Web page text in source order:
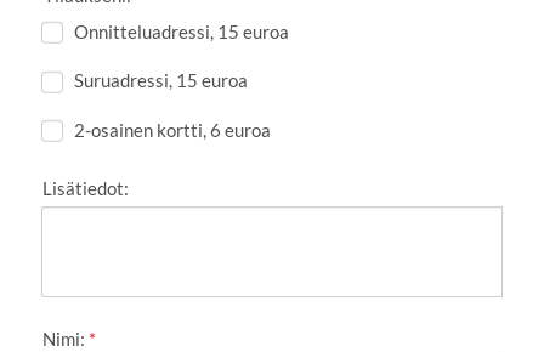
Onnitteluadressi, 15 euroa
Suruadressi, 15 euroa
2-osainen kortti, 6 euroa
Lisätiedot:
Nimi: *